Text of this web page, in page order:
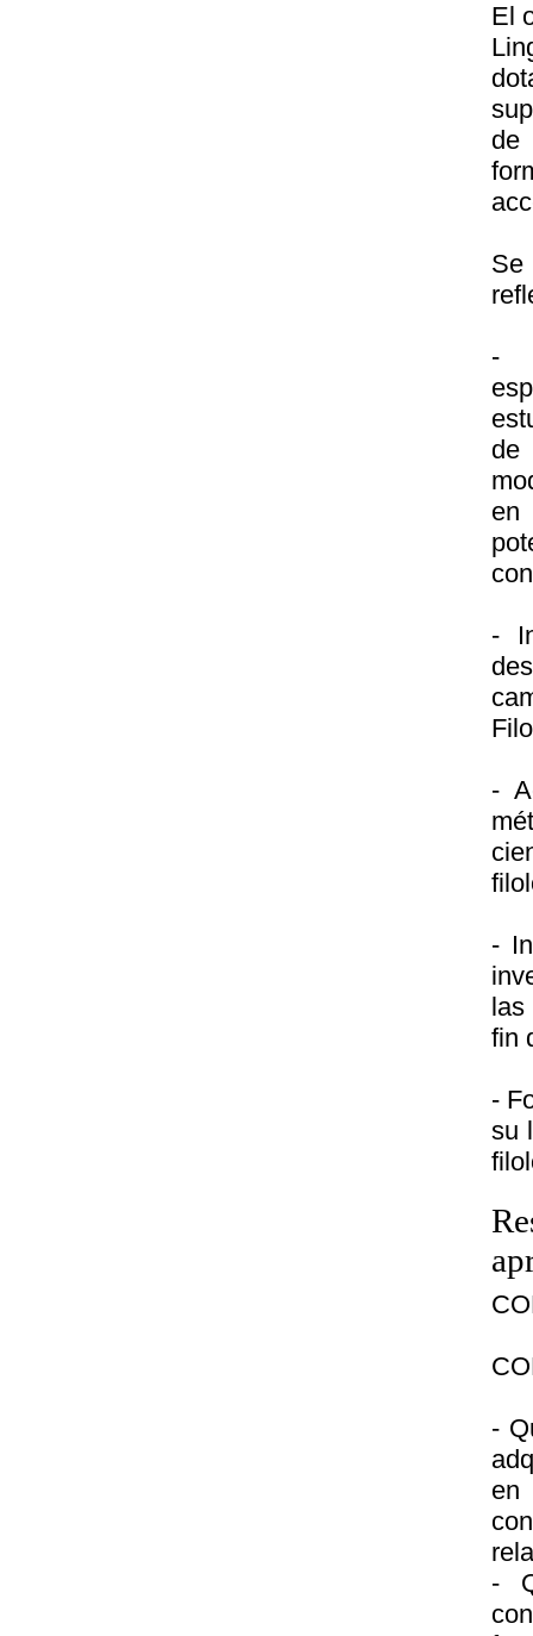
El
de
Se
-
de
en
-
-
-
las
fin
-
su
-
en
-